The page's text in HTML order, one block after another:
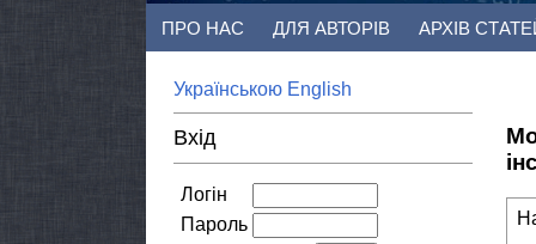
ПРО НАС ДЛЯ АВТОРІВ АРХІВ
Українською English
Вхід
Логін
Пароль